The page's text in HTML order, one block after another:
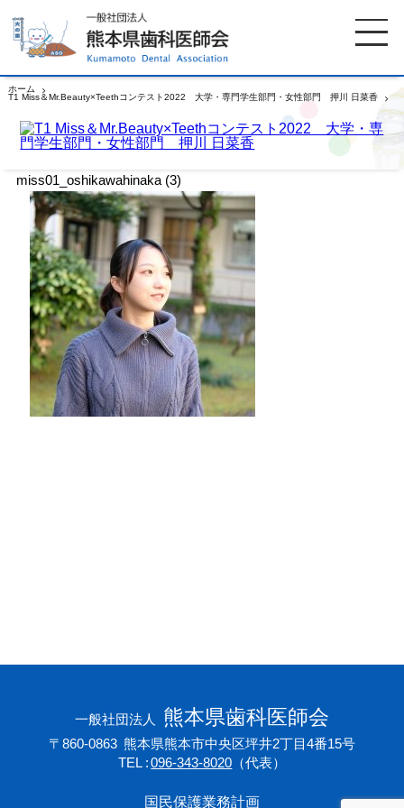
ホーム
T1 Miss＆Mr.Beauty×Teethコンテスト2022 大学・専門学生部門・女性部門 押川 日菜香
miss01_oshikawahinaka (3)
miss01_oshikawahinaka (3)
一般社団法人 熊本県歯科医師会
〒860-0863 熊本県熊本市中央区坪井2丁目4番15号
TEL
096-343-8020 （代表）
国民保護業務計画
ホーム 歯科医師会について
歯科医院検索 休日当番医
イベント案内 歯の豆知識
お知らせ 口腔保健センター
国保組合からのお知らせ 熊本歯科衛生士専門学院
会員専用ページ プライバシーポリシー